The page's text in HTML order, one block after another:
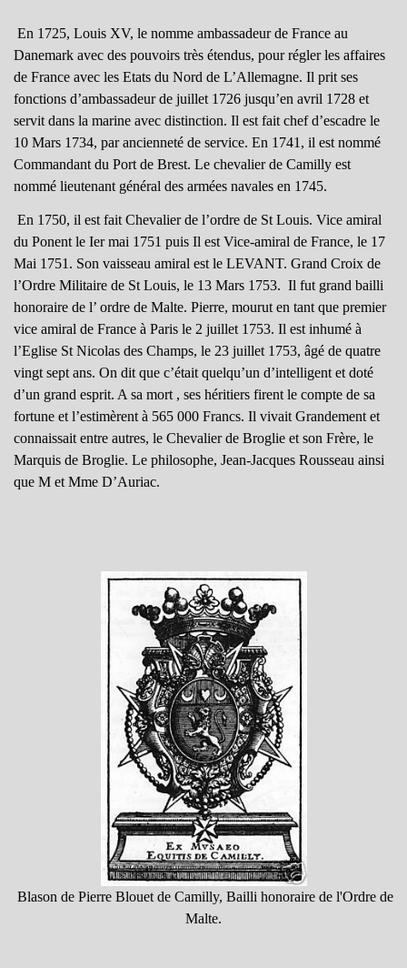
En 1725, Louis XV, le nomme ambassadeur de France au
Danemark avec des pouvoirs très étendus, pour régler les affaires
de France avec les Etats du Nord de L’Allemagne. Il prit ses
fonctions d’ambassadeur de juillet 1726 jusqu’en avril 1728 et
servit dans la marine avec distinction. Il est fait chef d’escadre le
10 Mars 1734, par ancienneté de service. En 1741, il est nommé
Commandant du Port de Brest. Le chevalier de Camilly est
nommé lieutenant général des armées navales en 1745.
En 1750, il est fait Chevalier de l’ordre de St Louis. Vice amiral
du Ponent le Ier mai 1751 puis Il est Vice-amiral de France, le 17
Mai 1751. Son vaisseau amiral est le LEVANT. Grand Croix de
l’Ordre Militaire de St Louis, le 13 Mars 1753. Il fut grand bailli
honoraire de l’ ordre de Malte. Pierre, mourut en tant que premier
vice amiral de France à Paris le 2 juillet 1753. Il est inhumé à
l’Eglise St Nicolas des Champs, le 23 juillet 1753, âgé de quatre
vingt sept ans. On dit que c’était quelqu’un d’intelligent et doté
d’un grand esprit. A sa mort , ses héritiers firent le compte de sa
fortune et l’estimèrent à 565 000 Francs. Il vivait Grandement et
connaissait entre autres, le Chevalier de Broglie et son Frère, le
Marquis de Broglie. Le philosophe, Jean-Jacques Rousseau ainsi
que M et Mme D’Auriac.
Blason de Pierre Blouet de Camilly, Bailli honoraire de l'Ordre de
Malte.